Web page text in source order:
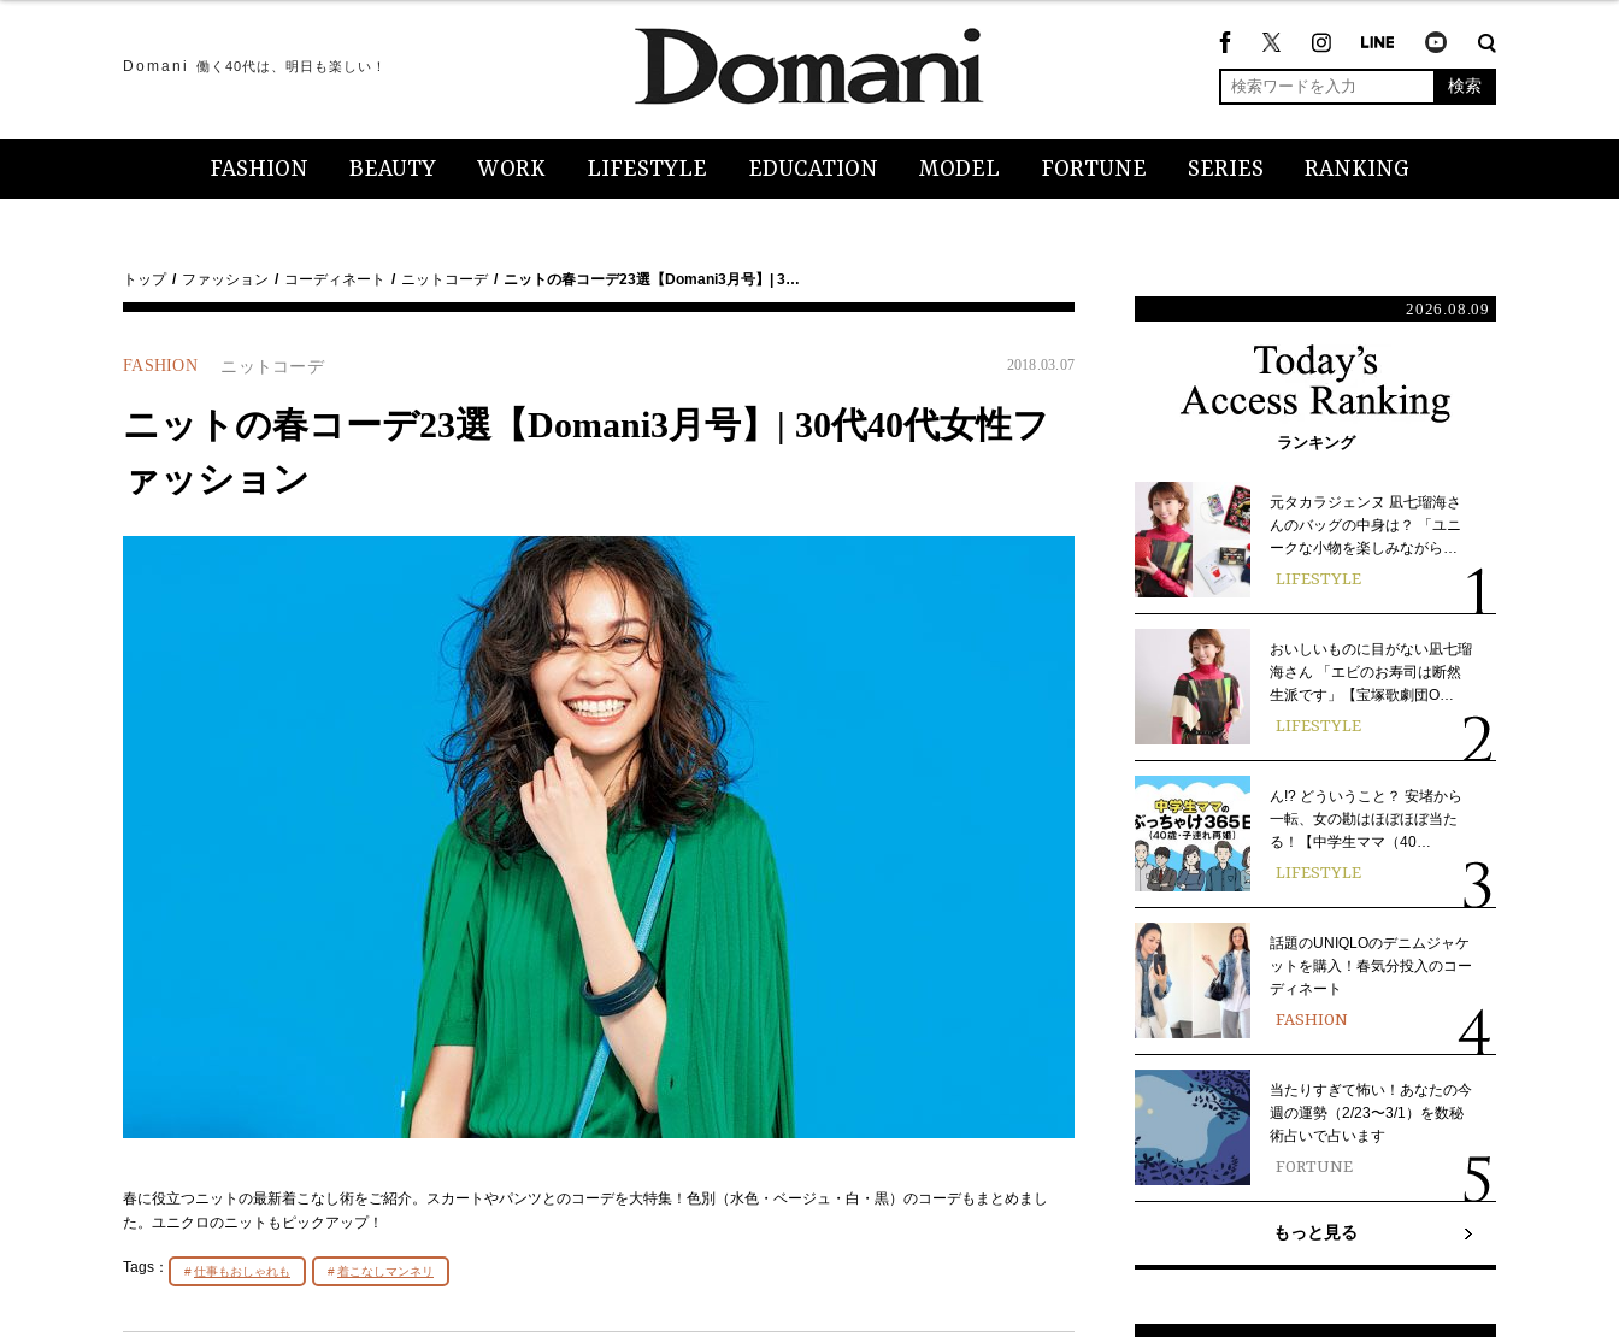
Domani 働く40代は、明日も楽しい！
検索
FASHION BEAUTY WORK LIFESTYLE EDUCATION MODEL FORTUNE SERIES RANKING
トップ ファッション コーディネート ニットコーデ ニットの春コーデ23選【Domani3月号】| 3…
FASHION ニットコーデ 2018.03.07
ニットの春コーデ23選【Domani3月号】| 30代40代女性フ
ァッション
春に役立つニットの最新着こなし術をご紹介。スカートやパンツとのコーデを大特集！色別（水色・ベージュ・白・黒）のコーデもまとめまし
た。ユニクロのニットもピックアップ！
Tags： 仕事もおしゃれも 着こなしマンネリ
2026.08.09
ランキング
元タカラジェンヌ 凪七瑠海さ
んのバッグの中身は？ 「ユニ
ークな小物を楽しみながら…
LIFESTYLE
おいしいものに目がない凪七瑠
海さん 「エビのお寿司は断然
生派です」【宝塚歌劇団O…
LIFESTYLE
ん!? どういうこと？ 安堵から
一転、女の勘はほぼほぼ当た
る！【中学生ママ（40…
LIFESTYLE
話題のUNIQLOのデニムジャケ
ットを購入！春気分投入のコー
ディネート
FASHION
当たりすぎて怖い！あなたの今
週の運勢（2/23〜3/1）を数秘
術占いで占います
FORTUNE
もっと見る